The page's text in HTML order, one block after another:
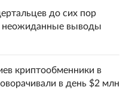
до сих пор
неожиданные выводы
криптообменники в
в день $2 млн